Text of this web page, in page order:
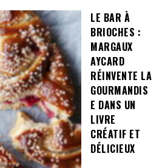
LE BAR À
BRIOCHES :
MARGAUX
AYCARD
RÉINVENTE LA
GOURMANDIS
E DANS UN
LIVRE
CRÉATIF ET
DÉLICIEUX